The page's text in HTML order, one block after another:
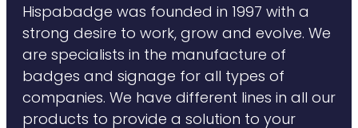
Hispabadge was founded in 1997 with a
strong desire to work, grow and evolve. We
are specialists in the manufacture of
badges and signage for all types of
companies. We have different lines in all our
products to provide a solution to your